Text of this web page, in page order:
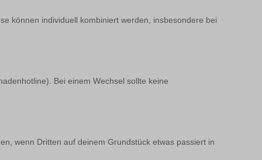
können individuell kombiniert werden, insbesondere bei
Bei einem Wechsel sollte keine
wenn Dritten auf deinem Grundstück etwas passiert in